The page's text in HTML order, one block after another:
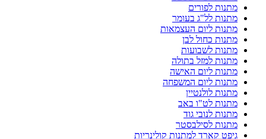
מתנות לפורים
מתנות לל"ג בעומר
מתנות ליום העצמאות
מתנות כחול לבן
מתנות לשבועות
מתנות למזל בתולה
מתנות ליום האישה
מתנות ליום המשפחה
מתנות לולנטיין
מתנות לט"ו באב
מתנות לנובי גוד
מתנות לסילבסטר
גיפט קארד למתנות קולינריות